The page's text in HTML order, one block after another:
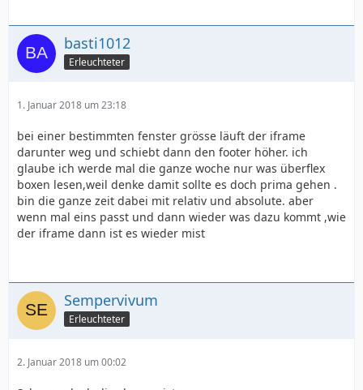
basti1012
Erleuchteter
1. Januar 2018 um 23:18
bei einer bestimmten fenster grösse läuft der iframe
darunter weg und schiebt dann den footer höher. ich
glaube ich werde mal die ganze woche nur was überflex
boxen lesen,weil denke damit sollte es doch prima gehen .
bin die ganze zeit dabei mit relativ und absolute. aber
wenn mal eins passt und dann wieder was dazu kommt ,wie
der iframe dann ist es wieder mist
Sempervivum
Erleuchteter
2. Januar 2018 um 00:02